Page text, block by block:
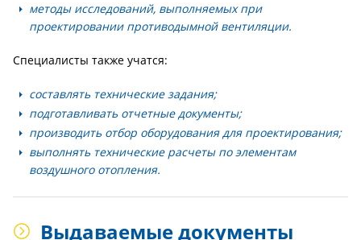
методы исследований, выполняемых при
проектировании противодымной вентиляции.
Специалисты также учатся:
составлять технические задания;
подготавливать отчетные документы;
производить отбор оборудования для проектирования;
выполнять технические расчеты по элементам
воздушного отопления.
Выдаваемые документы